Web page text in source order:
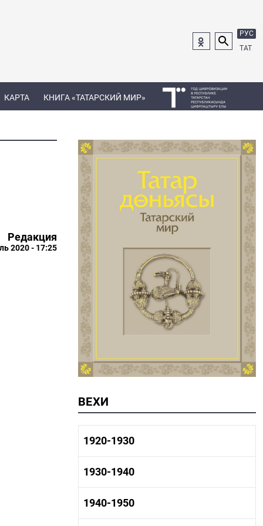
РУС
ТАТ
КАРТА КНИГА «ТАТАРСКИЙ МИР»
Редакция
2020 - 17:25
ВЕХИ
1920-1930
1920-1930 история
1920-1930 культура
1930-1940
1930-1940 история
1930-1940 культура
1940-1950